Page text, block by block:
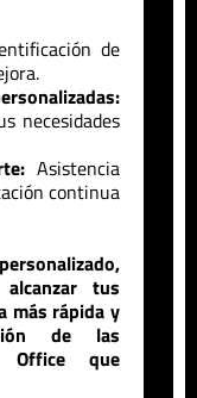
de
necesidades
Asistencia
continua
tus
más rápida y
de las
Office que